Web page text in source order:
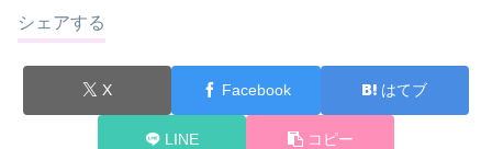
シェアする
X Facebook はてブ
LINE コピー